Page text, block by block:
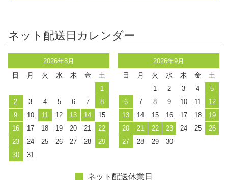
ネット配送日カレンダー
2026年8月
日
月 火 水 木 金
土
1
2
3 4 5 6 7
8
9
10 11 12 13 14
15
16
17 18 19 20 21
22
23
24 25 26 27 28
29
30
31
2026年9月
日
月 火 水 木 金
土
1
2 3 4
5
6
7 8 9 10 11
12
13
14 15 16 17 18
19
20
21 22 23 24 25
26
27
28 29 30
ネット配送休業日